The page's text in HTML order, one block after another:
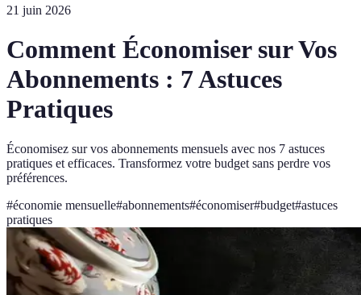
21 juin 2026
Comment Économiser sur Vos
Abonnements : 7 Astuces
Pratiques
Économisez sur vos abonnements mensuels avec nos 7 astuces
pratiques et efficaces. Transformez votre budget sans perdre vos
préférences.
#économie mensuelle#abonnements#économiser#budget#astuces
pratiques